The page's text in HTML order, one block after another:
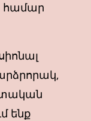
համար
ենք